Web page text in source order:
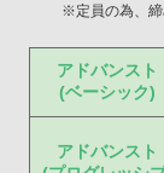
※定員の為、締
アドバンスト
(ベーシック)
アドバンスト